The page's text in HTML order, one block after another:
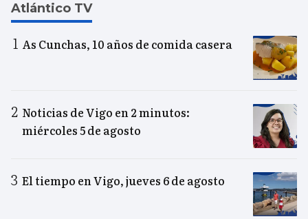
Atlántico TV
As Cunchas, 10 años de comida casera
Noticias de Vigo en 2 minutos:
miércoles 5 de agosto
El tiempo en Vigo, jueves 6 de agosto